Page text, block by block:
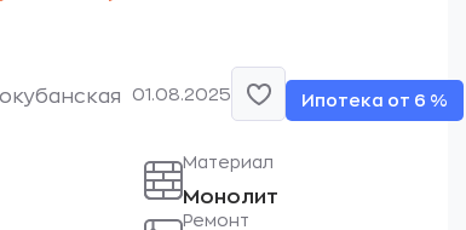
01.08.2025 Ипотека от 6 %
Материал
Монолит
Ремонт